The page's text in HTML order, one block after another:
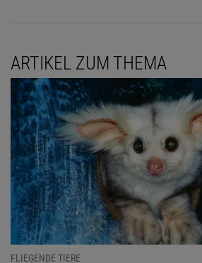
ARTIKEL ZUM THEMA
FLIEGENDE TIERE